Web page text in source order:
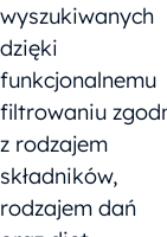
wyszukiwanych
dzięki
funkcjonalnemu
filtrowaniu
z rodzajem
składników,
rodzajem dań